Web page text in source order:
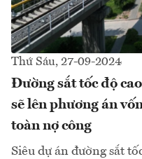
Thứ Sáu, 27-09-2024
Đường sắt tốc độ
sẽ lên phương án
toàn nợ công
Siêu dự án đường sắt